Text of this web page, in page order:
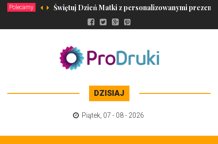
Polecamy Świętuj Dzień Matki z personalizowanymi
DZISIAJ
Piątek 07 - 08 - 2026